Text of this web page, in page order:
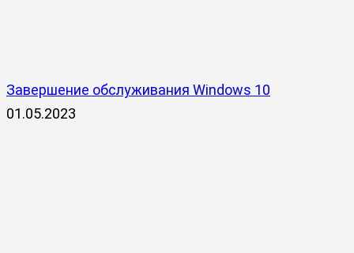
Завершение обслуживания Windows 10
01.05.2023